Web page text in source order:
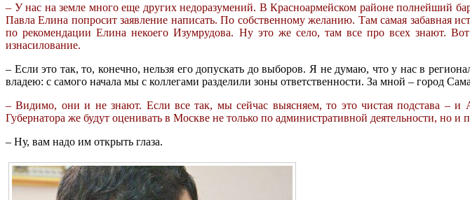
– У нас на земле много еще других недоразумений. В Красноармейском районе полнейший
Павла Елина попросит заявление написать. По собственному желанию. Там самая забавная
по рекомендации Елина некоего Изумрудова. Ну это же село, там все про всех знают.
изнасилование.
– Если это так, то, конечно, нельзя его допускать до выборов. Я не думаю, что у нас в
владею: с самого начала мы с коллегами разделили зоны ответственности. За мной – город
– Видимо, они и не знают. Если все так, мы сейчас выясняем, то это чистая подстава –
Губернатора же будут оценивать в Москве не только по административной деятельности, но и
– Ну, вам надо им открыть глаза.